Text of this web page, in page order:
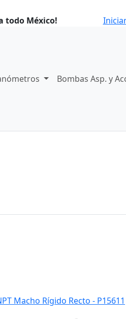
el Viernes, 07 de agosto si
todo México!
Bombas Asp. y
Macho Rígido Recto - P15611